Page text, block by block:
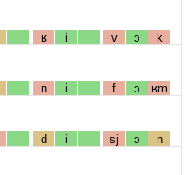
ʁ i v ɔ k
n i f ɔ ʁm
d i sj ɔ n